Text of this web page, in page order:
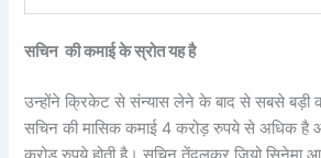
सचिन की कमाई के स्रोत यह है
उन्होंने क्रिकेट से संन्यास लेने के बाद से सबसे बड़ी
सचिन की मासिक कमाई 4 करोड़ रुपये से अधिक